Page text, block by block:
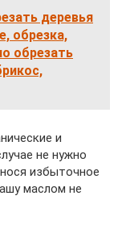
деревья
обрезка,
обрезать
и
не нужно
избыточное
маслом не